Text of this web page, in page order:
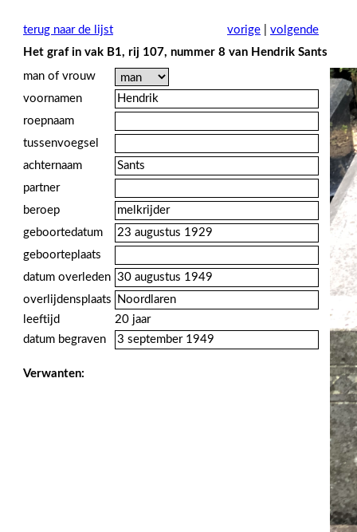
terug naar de lijst vorige
volgende
Het graf in vak B1, rij 107, nummer 8 van Hendrik Sants
man of vrouw
voornamen
roepnaam
tussenvoegsel
achternaam
partner
beroep
geboortedatum
geboorteplaats
datum overleden
overlijdensplaats
leeftijd
20 jaar
datum begraven
Verwanten: